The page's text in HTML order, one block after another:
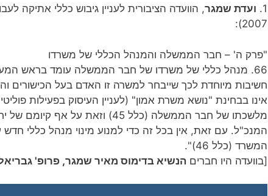
1. ועדת שמגר, הוועדה הציבורית לעניין גיבוש כללי
2007):
"פרק ה' – חבר הממשלה והמנהל הכללי של משרדו
66. מנהל כללי של משרדו של חבר הממשלה עומד בראש
חשיבות מיוחדת לכך שייבחר למשרה זו האדם בעל הכישורים
מלשכתו של חבר הממשלה (כלל 45)
המנכ"ל. עם זאת, אין בכל זה כדי למנוע מינוי מנהל כללי
המשרד (כלל 46)".
[בוועדה היו חברים הנשיא בדימוס מאיר שמגר, פרופ'